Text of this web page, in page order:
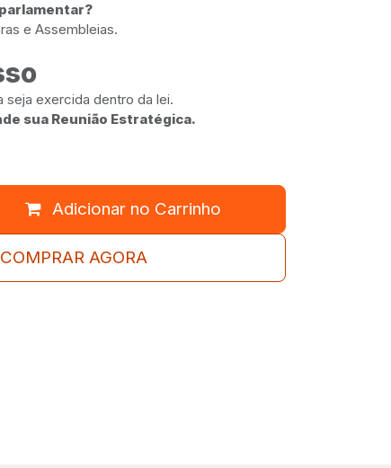
e Assembleias.
seja exercida dentro da lei.
sua Reunião Estratégica.
Adicionar no Carrinho
COMPRAR AGORA